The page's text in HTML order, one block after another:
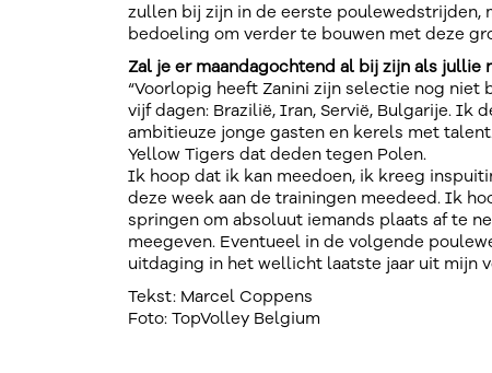
zullen bij zijn in de eerste poulewedstrijden,
bedoeling om verder te bouwen met deze
Zal je er maandagochtend al bij zijn als jullie
“Voorlopig heeft Zanini zijn selectie nog
vijf dagen: Brazilië, Iran, Servië, Bulgarije. Ik
ambitieuze jonge gasten en kerels met
Yellow Tigers dat deden tegen Polen.
Ik hoop dat ik kan meedoen, ik kreeg
deze week aan de trainingen meedeed. Ik
springen om absoluut iemands plaats af te
meegeven. Eventueel in de volgende
uitdaging in het wellicht laatste jaar uit mijn
Tekst: Marcel Coppens
Foto: TopVolley Belgium